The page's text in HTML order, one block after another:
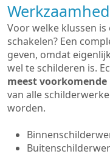
Voor welke klussen
schakelen? Een
geven, omdat
wel te schilderen is.
meest voorkomende
van alle
worden.